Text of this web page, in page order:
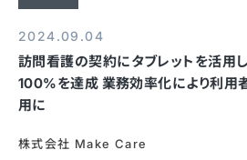
2024.09.04
訪問看護の契約にタブレットを活用
100%を達成 業務効率化により利用
用に
株式会社 Make Care